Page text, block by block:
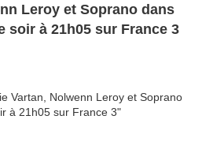
Leroy et Soprano dans
soir à 21h05 sur France 3